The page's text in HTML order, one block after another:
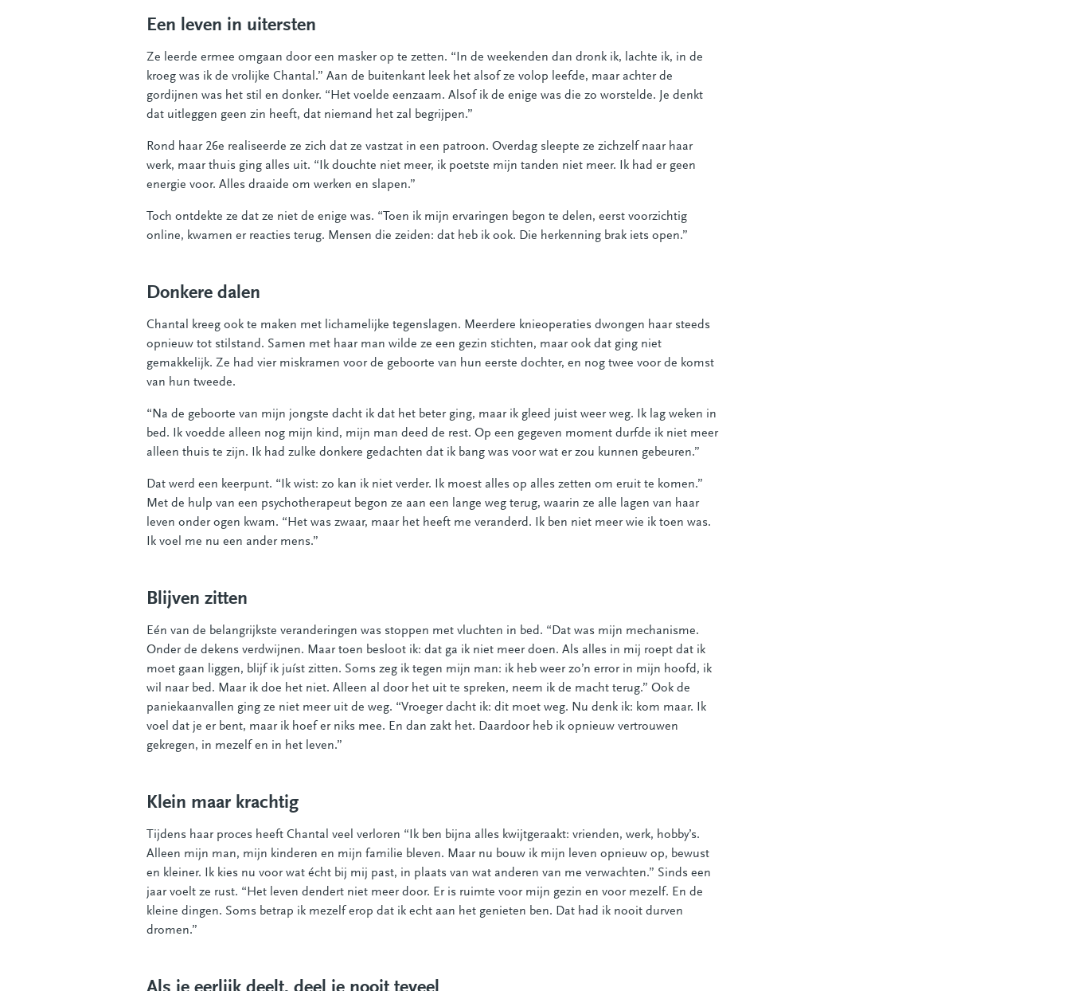
Een leven in uitersten
Ze leerde ermee omgaan door een masker op te zetten. “In de weekenden dan dronk ik, lachte ik, in de
kroeg was ik de vrolijke Chantal.” Aan de buitenkant leek het alsof ze volop leefde, maar achter de
gordijnen was het stil en donker. “Het voelde eenzaam. Alsof ik de enige was die zo worstelde. Je denkt
dat uitleggen geen zin heeft, dat niemand het zal begrijpen.”
Rond haar 26e realiseerde ze zich dat ze vastzat in een patroon. Overdag sleepte ze zichzelf naar haar
werk, maar thuis ging alles uit. “Ik douchte niet meer, ik poetste mijn tanden niet meer. Ik had er geen
energie voor. Alles draaide om werken en slapen.”
Toch ontdekte ze dat ze niet de enige was. “Toen ik mijn ervaringen begon te delen, eerst voorzichtig
online, kwamen er reacties terug. Mensen die zeiden: dat heb ik ook. Die herkenning brak iets open.”
Donkere dalen
Chantal kreeg ook te maken met lichamelijke tegenslagen. Meerdere knieoperaties dwongen haar steeds
opnieuw tot stilstand. Samen met haar man wilde ze een gezin stichten, maar ook dat ging niet
gemakkelijk. Ze had vier miskramen voor de geboorte van hun eerste dochter, en nog twee voor de komst
van hun tweede.
“Na de geboorte van mijn jongste dacht ik dat het beter ging, maar ik gleed juist weer weg. Ik lag weken in
bed. Ik voedde alleen nog mijn kind, mijn man deed de rest. Op een gegeven moment durfde ik niet meer
alleen thuis te zijn. Ik had zulke donkere gedachten dat ik bang was voor wat er zou kunnen gebeuren.”
Dat werd een keerpunt. “Ik wist: zo kan ik niet verder. Ik moest alles op alles zetten om eruit te komen.”
Met de hulp van een psychotherapeut begon ze aan een lange weg terug, waarin ze alle lagen van haar
leven onder ogen kwam. “Het was zwaar, maar het heeft me veranderd. Ik ben niet meer wie ik toen was.
Ik voel me nu een ander mens.”
Blijven zitten
Eén van de belangrijkste veranderingen was stoppen met vluchten in bed. “Dat was mijn mechanisme.
Onder de dekens verdwijnen. Maar toen besloot ik: dat ga ik niet meer doen. Als alles in mij roept dat ik
moet gaan liggen, blijf ik juíst zitten. Soms zeg ik tegen mijn man: ik heb weer zo’n error in mijn hoofd, ik
wil naar bed. Maar ik doe het niet. Alleen al door het uit te spreken, neem ik de macht terug.” Ook de
paniekaanvallen ging ze niet meer uit de weg. “Vroeger dacht ik: dit moet weg. Nu denk ik: kom maar. Ik
voel dat je er bent, maar ik hoef er niks mee. En dan zakt het. Daardoor heb ik opnieuw vertrouwen
gekregen, in mezelf en in het leven.”
Klein maar krachtig
Tijdens haar proces heeft Chantal veel verloren “Ik ben bijna alles kwijtgeraakt: vrienden, werk, hobby’s.
Alleen mijn man, mijn kinderen en mijn familie bleven. Maar nu bouw ik mijn leven opnieuw op, bewust
en kleiner. Ik kies nu voor wat écht bij mij past, in plaats van wat anderen van me verwachten.” Sinds een
jaar voelt ze rust. “Het leven dendert niet meer door. Er is ruimte voor mijn gezin en voor mezelf. En de
kleine dingen. Soms betrap ik mezelf erop dat ik echt aan het genieten ben. Dat had ik nooit durven
dromen.”